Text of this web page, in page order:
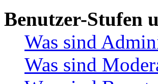
Benutzer-Stufen
Was sind
Was sind